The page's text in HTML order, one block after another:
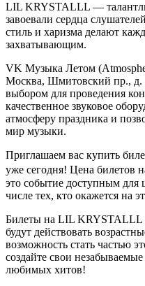
LIL KRYSTALLL —
завоевали сердца
стиль и харизма делают
захватывающим.
VK Музыка Летом
Москва, Шмитовский пр., д.
выбором для проведения
качественное звуковое
атмосферу праздника и
мир музыки.
Приглашаем вас купить
уже сегодня! Цена билетов
это событие доступным для
числе тех, кто окажется на
Билеты на LIL KRYSTALLL
будут действовать
возможность стать частью
создайте свои
любимых хитов!